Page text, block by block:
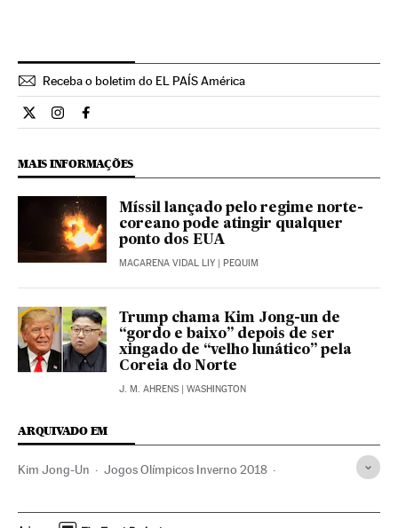
Receba o boletim do EL PAÍS América
Internacional El País Brasil en Twitter
Internacional El País Brasil en Instagram
Internacional El País Brasil en Facebook
MAIS INFORMAÇÕES
Míssil lançado pelo regime norte-
coreano pode atingir qualquer
ponto dos EUA
MACARENA VIDAL LIY | PEQUIM
Trump chama Kim Jong-un de
“gordo e baixo” depois de ser
xingado de “velho lunático” pela
Coreia do Norte
J. M. AHRENS | WASHINGTON
ARQUIVADO EM
Kim Jong-Un Jogos Olímpicos Inverno 2018